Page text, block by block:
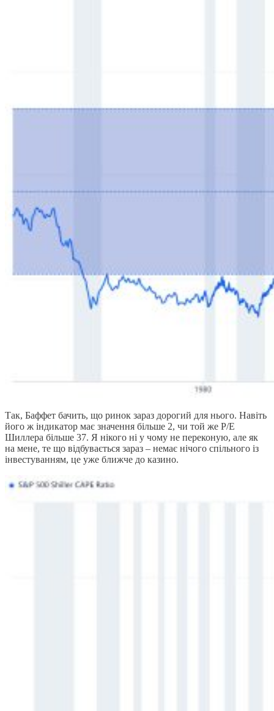
Так, Баффет бачить, що ринок зараз дорогий для нього. Навіть
його ж індикатор має значення більше 2, чи той же Р/Е
Шиллера більше 37. Я нікого ні у чому не переконую, але як
на мене, те що відбувається зараз – немає нічого спільного із
інвестуванням, це уже ближче до казино.